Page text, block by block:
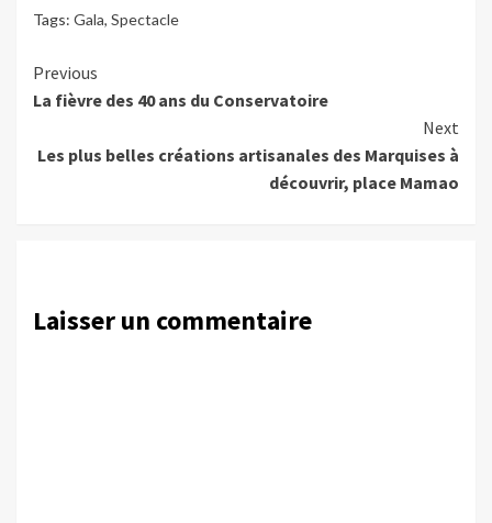
Tags: Gala, Spectacle
Continue
Reading
Previous
La fièvre des 40 ans du Conservatoire
Next
Les plus belles créations artisanales des Marquises à
découvrir, place Mamao
Laisser un commentaire